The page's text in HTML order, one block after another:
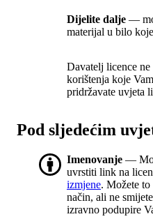
Dijelite dalje —
materijal u bilo
Davatelj licence
korištenja koje
pridržavate uvjeta
Pod sljedećim
Imenovanje —
uvrstiti link na
izmjene. Možete
način, ali ne
izravno podupire